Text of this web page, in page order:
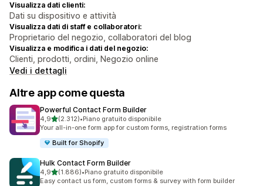
Visualizza dati clienti:
Dati su dispositivo e attività
Visualizza dati di staff e collaboratori:
Proprietario del negozio, collaboratori del blog
Visualizza e modifica i dati del negozio:
Clienti, prodotti, ordini, Negozio online
Vedi i dettagli
Altre app come questa
Powerful Contact Form Builder
4,9stelle su 5
(2.312)
2312 recensioni totali
•Piano gratuito disponibile
Your all-in-one form app for custom forms, registration forms
Built for Shopify
Hulk Contact Form Builder
4,9stelle su 5
(1.886)
1886 recensioni totali
•Piano gratuito disponibile
Easy contact us form, custom forms & survey with form builder